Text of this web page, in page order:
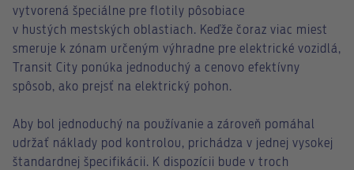
vytvorená špeciálne pre flotily pôsobiace
v hustých mestských oblastiach. Keďže čoraz viac miest
smeruje k zónam určeným výhradne pre elektrické vozidlá,
Transit City ponúka jednoduchý a cenovo efektívny
spôsob, ako prejsť na elektrický pohon.
Aby bol jednoduchý na používanie a zároveň pomáhal
udržať náklady pod kontrolou, prichádza v jednej vysokej
štandardnej špecifikácii. K dispozícii bude v troch